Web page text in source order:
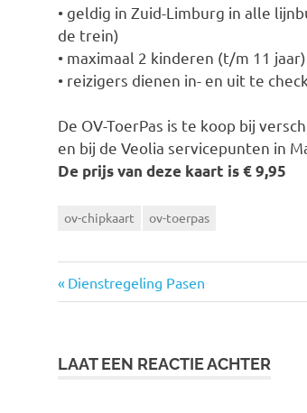
• geldig in Zuid-Limburg in alle
de trein)
• maximaal 2 kinderen (t/m 11
• reizigers dienen in- en uit te
De OV-ToerPas is te koop bij
en bij de Veolia servicepunten in
De prijs van deze kaart is € 9,95
ov-chipkaart ov-toerpas
Bericht
Vorige
bericht:
Dienstregeling Pasen
LAAT EEN REACTIE ACHTER